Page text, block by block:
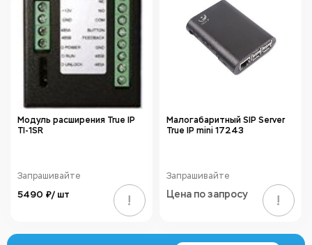
Модуль расширения True IP
TI-1SR
Запрашивайте
5490 ₽/ шт !
Малогабаритный SIP Server
True IP mini 17243
Запрашивайте
Цена по запросу !